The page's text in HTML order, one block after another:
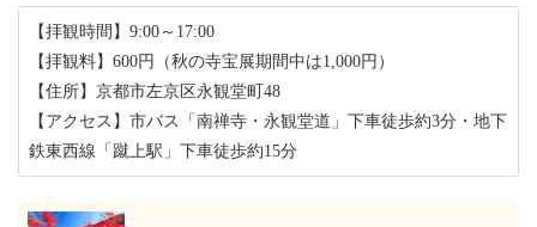
【拝観時間】9:00～17:00
【拝観料】600円（秋の寺宝展期間中は1,000円）
【住所】京都市左京区永観堂町48
【アクセス】市バス「南禅寺・永観堂道」下車徒歩約3分・地下
鉄東西線「蹴上駅」下車徒歩約15分